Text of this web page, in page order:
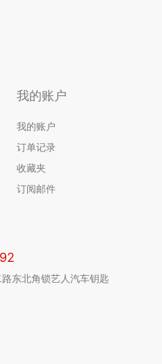
我的账户
我的账户
订单记录
收藏夹
订阅邮件
东北角锁艺人汽车钥匙